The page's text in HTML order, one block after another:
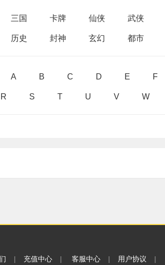
三国 卡牌 仙侠 武侠
历史 封神 玄幻 都市
A B C D E F
R S T U V W
| 充值中心 | 客服中心 | 用户协议 |